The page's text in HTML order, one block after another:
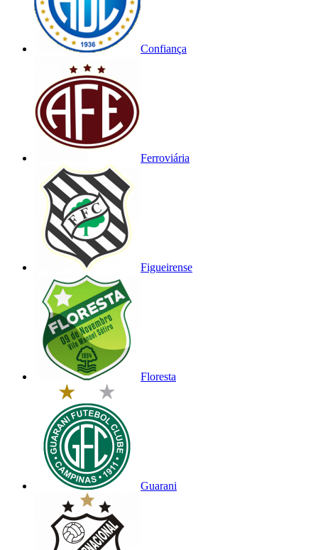
Confiança
Ferroviária
Figueirense
Floresta
Guarani